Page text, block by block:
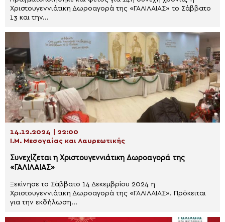
Χριστουγεννιάτικη Δωροαγορά της «ΓΑΛΙΛΑΙΑΣ» το Σάββατο
13 και την...
14.12.2024 | 22:00
Ι.Μ. Μεσογαίας και Λαυρεωτικής
Συνεχίζεται η Χριστουγεννιάτικη Δωροαγορά της
«ΓΑΛΙΛΑΙΑΣ»
Ξεκίνησε το Σάββατο 14 Δεκεμβρίου 2024 η
Χριστουγεννιάτικη Δωροαγορά της «ΓΑΛΙΛΑΙΑΣ». Πρόκειται
για την εκδήλωση...